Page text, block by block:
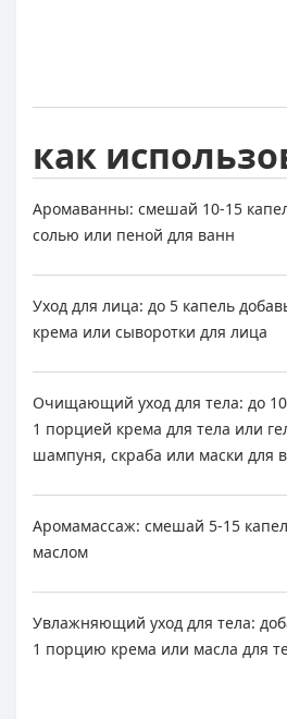
как
Аромаванны: смешай 10-15
солью или пеной для ванн
Уход для лица: до 5 капель
крема или сыворотки для лица
Очищающий уход для тела: до
1 порцией крема для тела или
шампуня, скраба или маски для
Аромамассаж: смешай 5-15
маслом
Увлажняющий уход для тела:
1 порцию крема или масла для